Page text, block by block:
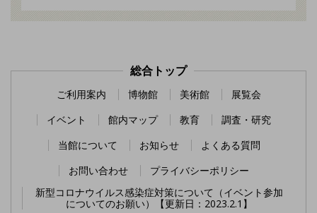
総合トップ
ご利用案内 博物館 美術館
展覧会
イベント
館内マップ 教育
調査・研究
当館について
お知らせ
よくある質問
お問い合わせ
プライバシーポリシー
新型コロナウイルス感染症対策について（イベント参加
についてのお願い）【更新日：2023.2.1】